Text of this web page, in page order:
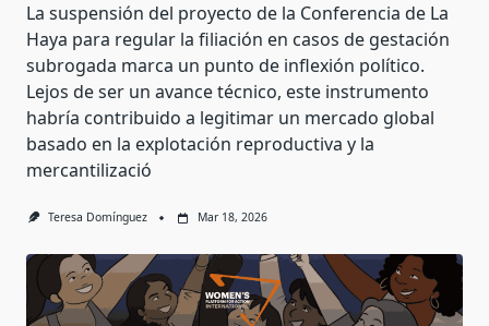
La suspensión del proyecto de la Conferencia de La
Haya para regular la filiación en casos de gestación
subrogada marca un punto de inflexión político.
Lejos de ser un avance técnico, este instrumento
habría contribuido a legitimar un mercado global
basado en la explotación reproductiva y la
mercantilizació
Teresa Domínguez Mar 18, 2026